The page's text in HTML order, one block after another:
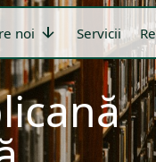
noi arrow_downward Servicii